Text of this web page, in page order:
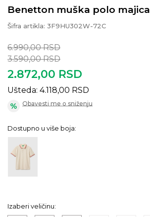
Benetton muška polo majica
Šifra artikla: 3F9HU302W-72C
6.990,00 RSD
3.590,00 RSD
2.872,00 RSD
Ušteda: 4.118,00 RSD
Obavesti me o sniženju
Dostupno u više boja:
Izaberi veličinu: